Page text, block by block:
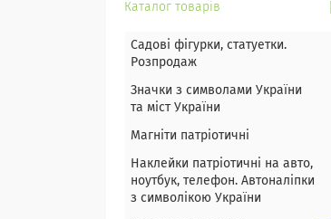
Каталог товарів
Садові фігурки, статуетки.
Розпродаж
Значки з символами України
та міст України
Магніти патріотичні
Наклейки патріотичні на авто,
ноутбук, телефон. Автоналіпки
з символікою України